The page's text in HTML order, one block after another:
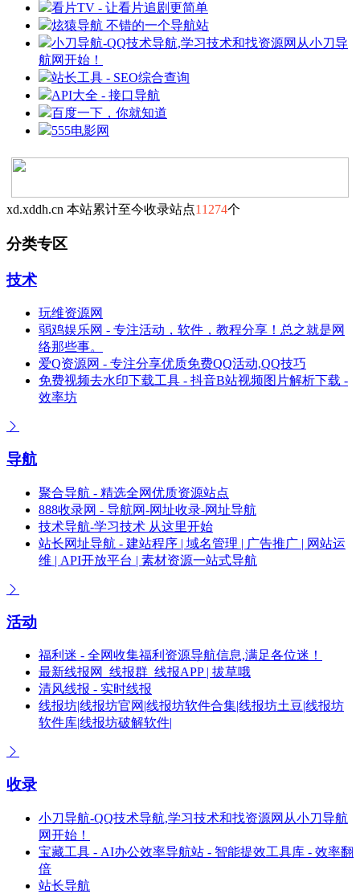
看片TV - 让看片追剧更简单
炫猿导航 不错的一个导航站
小刀导航-QQ技术导航,学习技术和找资源网从小刀导
航网开始！
站长工具 - SEO综合查询
API大全 - 接口导航
百度一下，你就知道
555电影网
xd.xddh.cn 本站累计至今收录站点11274个
分类专区
技术
玩维资源网
弱鸡娱乐网 - 专注活动，软件，教程分享！总之就是网
络那些事。
爱Q资源网 - 专注分享优质免费QQ活动,QQ技巧
免费视频去水印下载工具 - 抖音B站视频图片解析下载 -
效率坊
导航
聚合导航 - 精选全网优质资源站点
888收录网 - 导航网-网址收录-网址导航
技术导航-学习技术 从这里开始
站长网址导航 - 建站程序 | 域名管理 | 广告推广 | 网站运
维 | API开放平台 | 素材资源一站式导航
活动
福利迷 - 全网收集福利资源导航信息,满足各位迷！
最新线报网_线报群_线报APP | 拔草哦
清风线报 - 实时线报
线报坊|线报坊官网|线报坊软件合集|线报坊土豆|线报坊
软件库|线报坊破解软件|
收录
小刀导航-QQ技术导航,学习技术和找资源网从小刀导航
网开始！
宝藏工具 - AI办公效率导航站 - 智能提效工具库 - 效率翻
倍
站长导航